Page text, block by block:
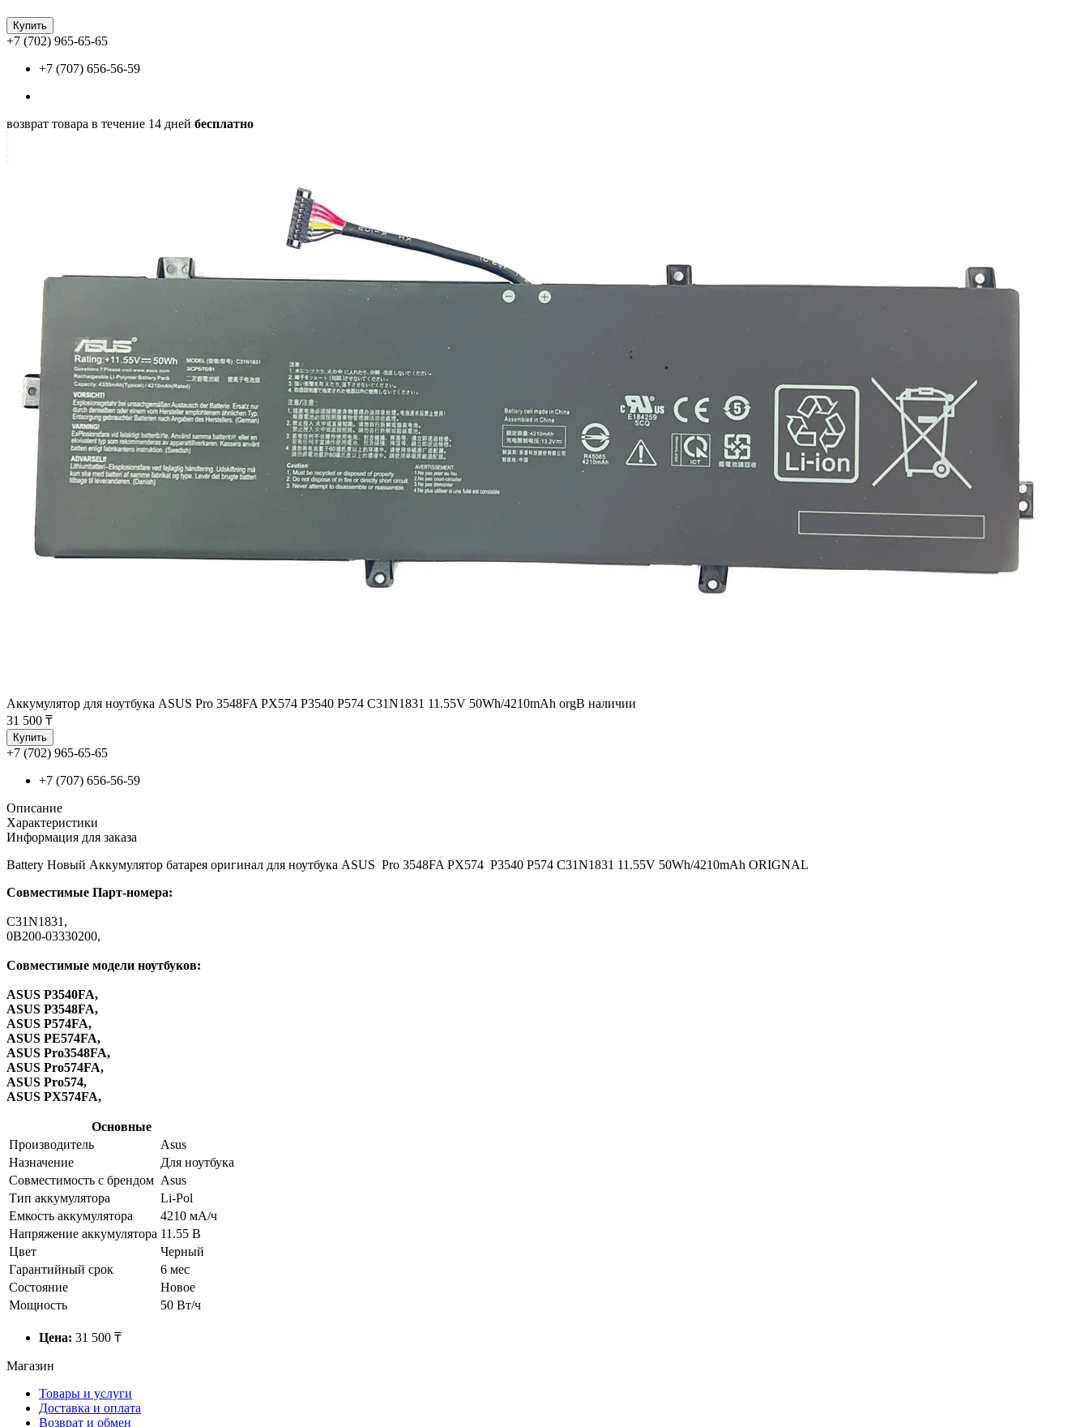
Купить
+7 (702) 965-65-65
+7 (707) 656-56-59
возврат товара в течение 14 дней бесплатно
Аккумулятор для ноутбука ASUS Pro 3548FA PX574 P3540 P574 C31N1831 11.55V 50Wh/4210mAh orgВ наличии
31 500 ₸
Купить
+7 (702) 965-65-65
+7 (707) 656-56-59
Описание
Характеристики
Информация для заказа
Battery Новый Аккумулятор батарея оригинал для ноутбука ASUS Pro 3548FA PX574 P3540 P574 C31N1831 11.55V 50Wh/4210mAh ORIGNAL
Совместимые Парт-номера:
C31N1831,
0B200-03330200,
Совместимые модели ноутбуков:
ASUS P3540FA,
ASUS P3548FA,
ASUS P574FA,
ASUS PE574FA,
ASUS Pro3548FA,
ASUS Pro574FA,
ASUS Pro574,
ASUS PX574FA,
Основные
Производитель
Asus
Назначение
Для ноутбука
Совместимость с брендом Asus
Тип аккумулятора
Li-Pol
Емкость аккумулятора
4210 мА/ч
Напряжение аккумулятора 11.55 В
Цвет
Черный
Гарантийный срок
6 мес
Состояние
Новое
Мощность
50 Вт/ч
Цена: 31 500 ₸
Магазин
Товары и услуги
Доставка и оплата
Возврат и обмен